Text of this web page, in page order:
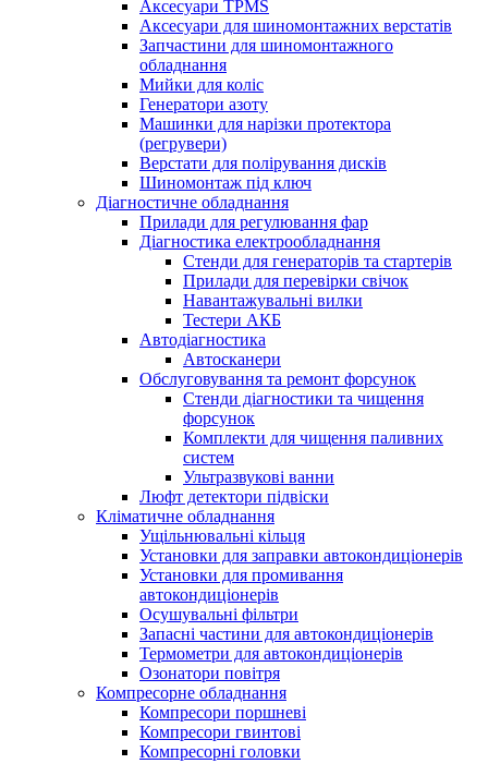
Аксесуари TPMS
Аксесуари для шиномонтажних верстатів
Запчастини для шиномонтажного
обладнання
Мийки для коліс
Генератори азоту
Машинки для нарізки протектора
(регрувери)
Верстати для полірування дисків
Шиномонтаж під ключ
Діагностичне обладнання
Прилади для регулювання фар
Діагностика електрообладнання
Стенди для генераторів та стартерів
Прилади для перевірки свічок
Навантажувальні вилки
Тестери АКБ
Автодіагностика
Автосканери
Обслуговування та ремонт форсунок
Стенди діагностики та чищення
форсунок
Комплекти для чищення паливних
систем
Ультразвукові ванни
Люфт детектори підвіски
Кліматичне обладнання
Ущільнювальні кільця
Установки для заправки автокондиціонерів
Установки для промивання
автокондиціонерів
Осушувальні фільтри
Запасні частини для автокондиціонерів
Термометри для автокондиціонерів
Озонатори повітря
Компресорне обладнання
Компресори поршневі
Компресори гвинтові
Компресорні головки